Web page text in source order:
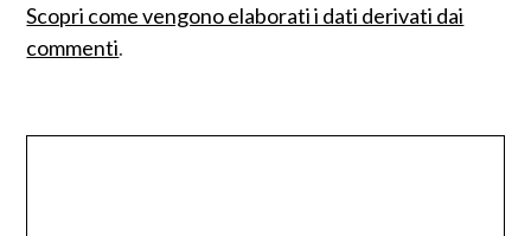
Scopri come vengono elaborati i dati derivati dai
commenti.